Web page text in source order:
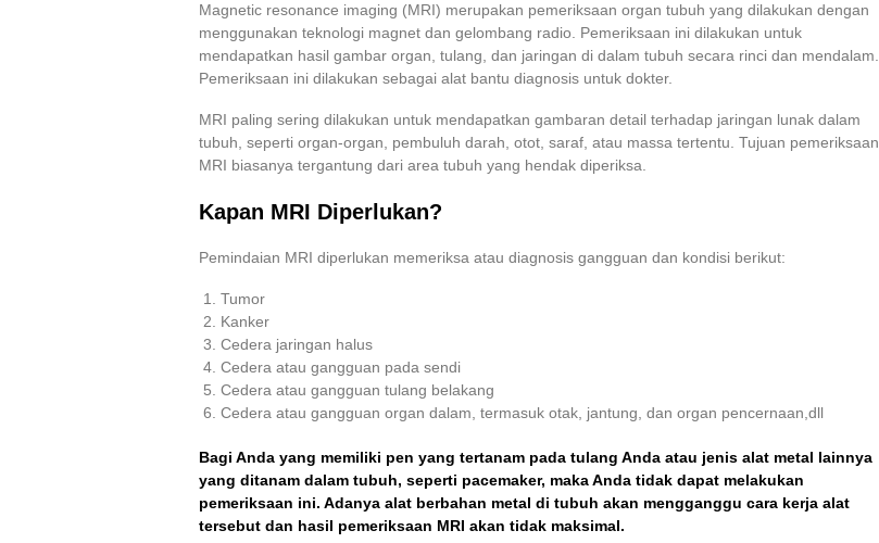
Magnetic resonance imaging (MRI) merupakan pemeriksaan organ tubuh yang dilakukan dengan
menggunakan teknologi magnet dan gelombang radio. Pemeriksaan ini dilakukan untuk
mendapatkan hasil gambar organ, tulang, dan jaringan di dalam tubuh secara rinci dan mendalam.
Pemeriksaan ini dilakukan sebagai alat bantu diagnosis untuk dokter.
MRI paling sering dilakukan untuk mendapatkan gambaran detail terhadap jaringan lunak dalam
tubuh, seperti organ-organ, pembuluh darah, otot, saraf, atau massa tertentu. Tujuan pemeriksaan
MRI biasanya tergantung dari area tubuh yang hendak diperiksa.
Kapan MRI Diperlukan?
Pemindaian MRI diperlukan memeriksa atau diagnosis gangguan dan kondisi berikut:
Tumor
Kanker
Cedera jaringan halus
Cedera atau gangguan pada sendi
Cedera atau gangguan tulang belakang
Cedera atau gangguan organ dalam, termasuk otak, jantung, dan organ pencernaan,dll
Bagi Anda yang memiliki pen yang tertanam pada tulang Anda atau jenis alat metal lainnya
yang ditanam dalam tubuh, seperti pacemaker, maka Anda tidak dapat melakukan
pemeriksaan ini. Adanya alat berbahan metal di tubuh akan mengganggu cara kerja alat
tersebut dan hasil pemeriksaan MRI akan tidak maksimal.